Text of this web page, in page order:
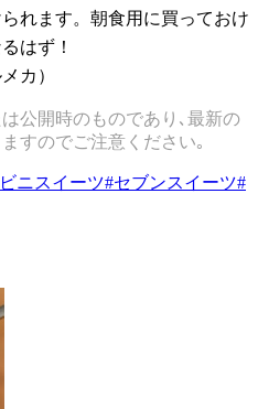
れます。朝食用に買っておけ
はず！
カ）
公開時のものであり､最新の
すのでご注意ください｡
ニスイーツ#セブンスイーツ#